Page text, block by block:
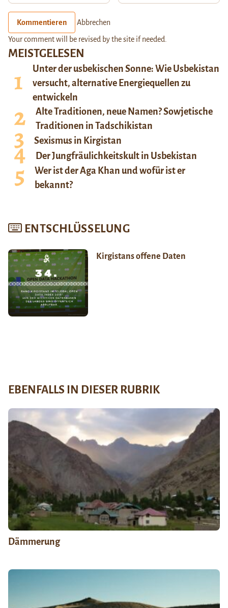
MEISTGELESEN
Unter der usbekischen Sonne: Wie Usbekistan
versucht, alternative Energiequellen zu
entwickeln
Alte Traditionen, neue Namen? Sowjetische
Traditionen in Tadschikistan
Sexismus in Kirgistan
Der Jungfräulichkeitskult in Usbekistan
Wer ist der Aga Khan und wofür ist er
bekannt?
ENTSCHLÜSSELUNG
Kirgistans offene Daten
Kommentieren Abbrechen
Your comment will be revised by the site if needed.
EBENFALLS IN DIESER RUBRIK
Dämmerung